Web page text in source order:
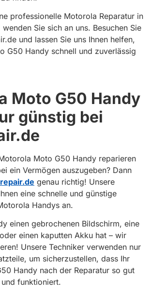
professionelle Motorola Reparatur in
Sie sich an uns. Besuchen Sie
und lassen Sie uns Ihnen helfen,
G50 Handy schnell und zuverlässig
Moto G50 Handy
günstig bei
Moto G50 Handy reparieren
ein Vermögen auszugeben? Dann
genau richtig! Unsere
eine schnelle und günstige
Handys an.
einen gebrochenen Bildschirm, eine
einen kaputten Akku hat – wir
Unsere Techniker verwenden nur
um sicherzustellen, dass Ihr
Handy nach der Reparatur so gut
funktioniert.